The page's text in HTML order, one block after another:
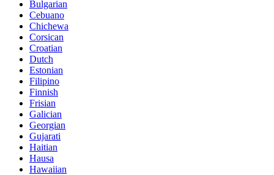
Bulgarian
Cebuano
Chichewa
Corsican
Croatian
Dutch
Estonian
Filipino
Finnish
Frisian
Galician
Georgian
Gujarati
Haitian
Hausa
Hawaiian